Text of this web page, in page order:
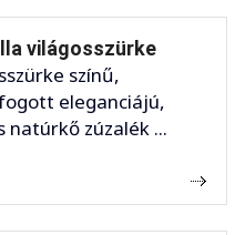
világosszürke
színű,
eleganciájú,
natúrkő zúzalék ...